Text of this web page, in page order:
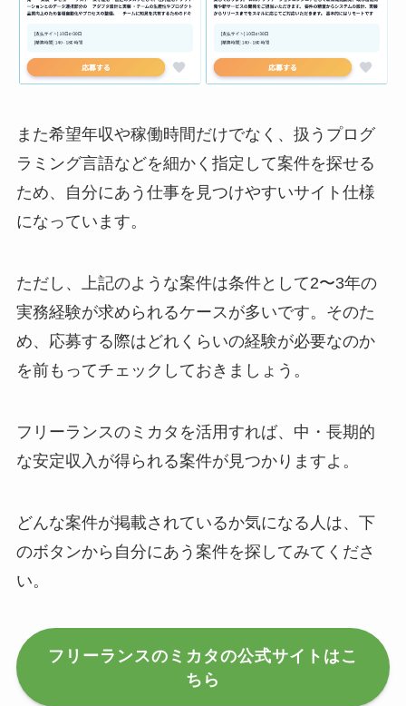
また希望年収や稼働時間だけでなく、扱うプログ
ラミング言語などを細かく指定して案件を探せる
ため、自分にあう仕事を見つけやすいサイト仕様
になっています。
ただし、上記のような案件は条件として2〜3年の
実務経験が求められるケースが多いです。そのた
め、応募する際はどれくらいの経験が必要なのか
を前もってチェックしておきましょう。
フリーランスのミカタを活用すれば、中・長期的
な安定収入が得られる案件が見つかりますよ。
どんな案件が掲載されているか気になる人は、下
のボタンから自分にあう案件を探してみてくださ
い。
フリーランスのミカタの公式サイトはこ
ちら